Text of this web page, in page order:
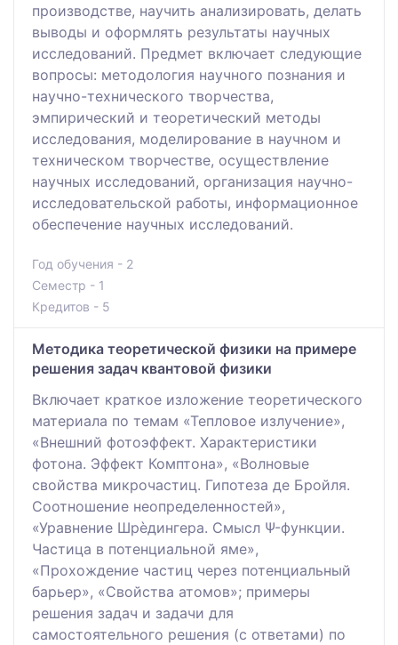
производстве, научить анализировать, делать
выводы и оформлять результаты научных
исследований. Предмет включает следующие
вопросы: методология научного познания и
научно-технического творчества,
эмпирический и теоретический методы
исследования, моделирование в научном и
техническом творчестве, осуществление
научных исследований, организация научно-
исследовательской работы, информационное
обеспечение научных исследований.
Год обучения - 2
Семестр - 1
Кредитов - 5
Методика теоретической физики на примере
решения задач квантовой физики
Включает краткое изложение теоретического
материала по темам «Тепловое излучение»,
«Внешний фотоэффект. Характеристики
фотона. Эффект Комптона», «Волновые
свойства микрочастиц. Гипотеза де Бройля.
Соотношение неопределенностей»,
«Уравнение Шрѐдингера. Смысл Ψ-функции.
Частица в потенциальной яме»,
«Прохождение частиц через потенциальный
барьер», «Свойства атомов»; примеры
решения задач и задачи для
самостоятельного решения (с ответами) по